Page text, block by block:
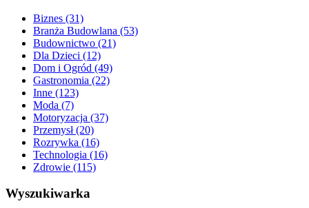
Biznes (31)
Branża Budowlana (53)
Budownictwo (21)
Dla Dzieci (12)
Dom i Ogród (49)
Gastronomia (22)
Inne (123)
Moda (7)
Motoryzacja (37)
Przemysł (20)
Rozrywka (16)
Technologia (16)
Zdrowie (115)
Wyszukiwarka